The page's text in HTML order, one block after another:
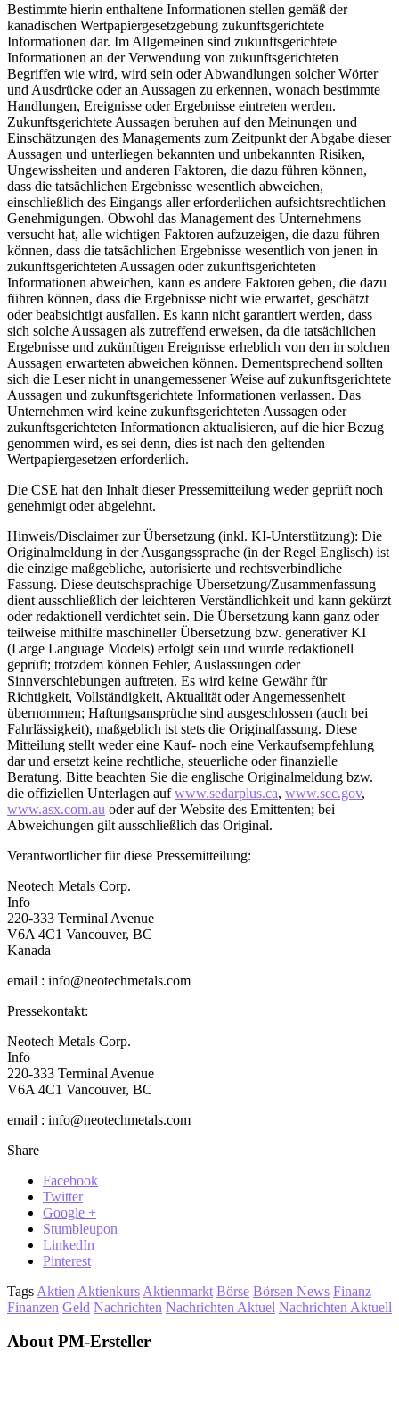
Bestimmte hierin enthaltene Informationen stellen gemäß der
kanadischen Wertpapiergesetzgebung zukunftsgerichtete
Informationen dar. Im Allgemeinen sind zukunftsgerichtete
Informationen an der Verwendung von zukunftsgerichteten
Begriffen wie wird, wird sein oder Abwandlungen solcher Wörter
und Ausdrücke oder an Aussagen zu erkennen, wonach bestimmte
Handlungen, Ereignisse oder Ergebnisse eintreten werden.
Zukunftsgerichtete Aussagen beruhen auf den Meinungen und
Einschätzungen des Managements zum Zeitpunkt der Abgabe dieser
Aussagen und unterliegen bekannten und unbekannten Risiken,
Ungewissheiten und anderen Faktoren, die dazu führen können,
dass die tatsächlichen Ergebnisse wesentlich abweichen,
einschließlich des Eingangs aller erforderlichen aufsichtsrechtlichen
Genehmigungen. Obwohl das Management des Unternehmens
versucht hat, alle wichtigen Faktoren aufzuzeigen, die dazu führen
können, dass die tatsächlichen Ergebnisse wesentlich von jenen in
zukunftsgerichteten Aussagen oder zukunftsgerichteten
Informationen abweichen, kann es andere Faktoren geben, die dazu
führen können, dass die Ergebnisse nicht wie erwartet, geschätzt
oder beabsichtigt ausfallen. Es kann nicht garantiert werden, dass
sich solche Aussagen als zutreffend erweisen, da die tatsächlichen
Ergebnisse und zukünftigen Ereignisse erheblich von den in solchen
Aussagen erwarteten abweichen können. Dementsprechend sollten
sich die Leser nicht in unangemessener Weise auf zukunftsgerichtete
Aussagen und zukunftsgerichtete Informationen verlassen. Das
Unternehmen wird keine zukunftsgerichteten Aussagen oder
zukunftsgerichteten Informationen aktualisieren, auf die hier Bezug
genommen wird, es sei denn, dies ist nach den geltenden
Wertpapiergesetzen erforderlich.
Die CSE hat den Inhalt dieser Pressemitteilung weder geprüft noch
genehmigt oder abgelehnt.
Hinweis/Disclaimer zur Übersetzung (inkl. KI-Unterstützung): Die
Originalmeldung in der Ausgangssprache (in der Regel Englisch) ist
die einzige maßgebliche, autorisierte und rechtsverbindliche
Fassung. Diese deutschsprachige Übersetzung/Zusammenfassung
dient ausschließlich der leichteren Verständlichkeit und kann gekürzt
oder redaktionell verdichtet sein. Die Übersetzung kann ganz oder
teilweise mithilfe maschineller Übersetzung bzw. generativer KI
(Large Language Models) erfolgt sein und wurde redaktionell
geprüft; trotzdem können Fehler, Auslassungen oder
Sinnverschiebungen auftreten. Es wird keine Gewähr für
Richtigkeit, Vollständigkeit, Aktualität oder Angemessenheit
übernommen; Haftungsansprüche sind ausgeschlossen (auch bei
Fahrlässigkeit), maßgeblich ist stets die Originalfassung. Diese
Mitteilung stellt weder eine Kauf- noch eine Verkaufsempfehlung
dar und ersetzt keine rechtliche, steuerliche oder finanzielle
Beratung. Bitte beachten Sie die englische Originalmeldung bzw.
die offiziellen Unterlagen aufwww.sedarplus.ca, www.sec.gov,
www.asx.com.au oder auf der Website des Emittenten; bei
Abweichungen gilt ausschließlich das Original.
Verantwortlicher für diese Pressemitteilung:
Neotech Metals Corp.
Info
220-333 Terminal Avenue
V6A 4C1 Vancouver, BC
Kanada
email : info@neotechmetals.com
Pressekontakt:
Neotech Metals Corp.
Info
220-333 Terminal Avenue
V6A 4C1 Vancouver, BC
email : info@neotechmetals.com
Share
Facebook
Twitter
Google +
Stumbleupon
LinkedIn
Pinterest
Tags Aktien Aktienkurs Aktienmarkt Börse Börsen News Finanz
Finanzen Geld Nachrichten Nachrichten Aktuel Nachrichten Aktuell
About PM-Ersteller